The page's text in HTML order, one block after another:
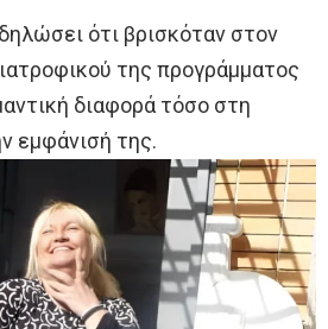
ότι βρισκόταν στον
της προγράμματος
διαφορά τόσο στη
εμφάνισή της.